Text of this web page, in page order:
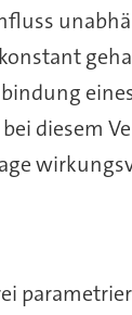
diesem